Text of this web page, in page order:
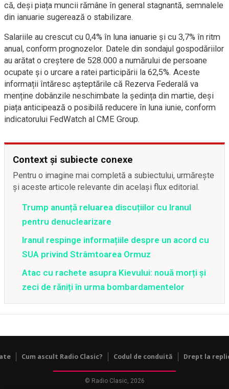
că, deși piața muncii rămâne în general stagnantă, semnalele
din ianuarie sugerează o stabilizare.
Salariile au crescut cu 0,4% în luna ianuarie și cu 3,7% în ritm
anual, conform prognozelor. Datele din sondajul gospodăriilor
au arătat o creștere de 528.000 a numărului de persoane
ocupate și o urcare a ratei participării la 62,5%. Aceste
informații întăresc așteptările că Rezerva Federală va
menține dobânzile neschimbate la ședința din martie, deși
piața anticipează o posibilă reducere în luna iunie, conform
indicatorului FedWatch al CME Group.
Context și subiecte conexe
Pentru o imagine mai completă a subiectului, urmărește
și aceste articole relevante din același flux editorial.
Trump anunță reluarea discuțiilor cu Iranul
pentru denuclearizare
Iranul respinge informațiile despre un acord cu
SUA privind Strâmtoarea Ormuz
Atac cu rachete asupra Kievului: nouă morți și
zeci de răniți în urma bombardamentelor
Cum ascult Radio Clasic? Codul de conduită Drept la
© Radio Clasic, 2026